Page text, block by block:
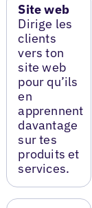
Site web
Dirige les
clients
vers ton
site web
pour qu’ils
en
apprennent
davantage
sur tes
produits et
services.